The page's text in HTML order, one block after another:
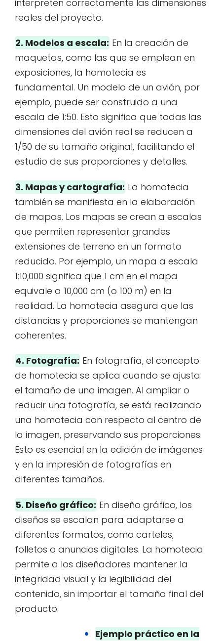
interpreten correctamente las dimensiones
reales del proyecto.
2. Modelos a escala: En la creación de
maquetas, como las que se emplean en
exposiciones, la homotecia es
fundamental. Un modelo de un avión, por
ejemplo, puede ser construido a una
escala de 1:50. Esto significa que todas las
dimensiones del avión real se reducen a
1/50 de su tamaño original, facilitando el
estudio de sus proporciones y detalles.
3. Mapas y cartografía: La homotecia
también se manifiesta en la elaboración
de mapas. Los mapas se crean a escalas
que permiten representar grandes
extensiones de terreno en un formato
reducido. Por ejemplo, un mapa a escala
1:10,000 significa que 1 cm en el mapa
equivale a 10,000 cm (o 100 m) en la
realidad. La homotecia asegura que las
distancias y proporciones se mantengan
coherentes.
4. Fotografía: En fotografía, el concepto
de homotecia se aplica cuando se ajusta
el tamaño de una imagen. Al ampliar o
reducir una fotografía, se está realizando
una homotecia con respecto al centro de
la imagen, preservando sus proporciones.
Esto es esencial en la edición de imágenes
y en la impresión de fotografías en
diferentes tamaños.
5. Diseño gráfico: En diseño gráfico, los
diseños se escalan para adaptarse a
diferentes formatos, como carteles,
folletos o anuncios digitales. La homotecia
permite a los diseñadores mantener la
integridad visual y la legibilidad del
contenido, sin importar el tamaño final del
producto.
Ejemplo práctico en la